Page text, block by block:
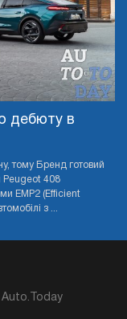
дебюту в
тому Бренд готовий
Peugeot 408
EMP2 (Efficient
з ...